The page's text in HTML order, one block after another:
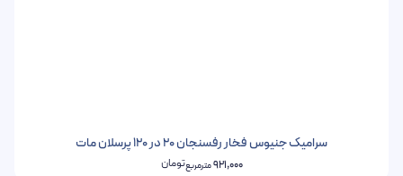
سرامیک جنیوس فخار رفسنجان 20 در 120 پرسلان مات
921,000مترمربعتومان